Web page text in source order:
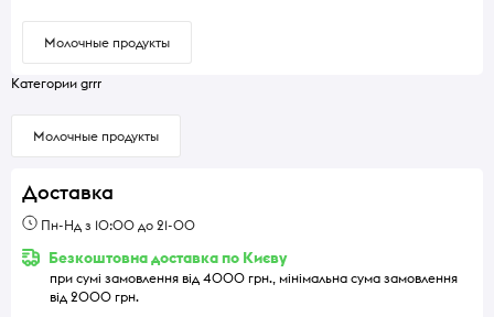
Молочные продукты
Категории grrr
Молочные продукты
Доставка
Пн-Нд з 10:00 до 21-00
Безкоштовна доставка по Києву
при сумі замовлення від 4000 грн., мінімальна сума замовлення
від 2000 грн.